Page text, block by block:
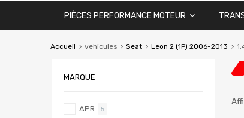
PIÈCES PERFORMANCE MOTEUR
Accueil vehicules Seat Leon 2 (1P) 2006-2013
MARQUE
APR 5